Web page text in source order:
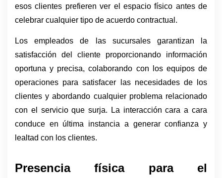
esos clientes prefieren ver el espacio físico antes de
celebrar cualquier tipo de acuerdo contractual.
Los empleados de las sucursales garantizan la
satisfacción del cliente proporcionando información
oportuna y precisa, colaborando con los equipos de
operaciones para satisfacer las necesidades de los
clientes y abordando cualquier problema relacionado
con el servicio que surja. La interacción cara a cara
conduce en última instancia a generar confianza y
lealtad con los clientes.
Presencia física para el